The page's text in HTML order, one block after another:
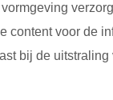
content voor de
bij de uitstraling